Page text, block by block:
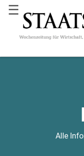
☰
Alle